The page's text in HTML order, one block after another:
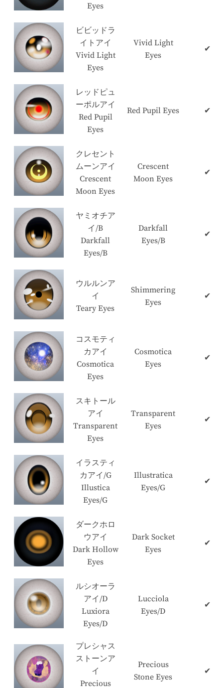
Eyes
ビビッドラ
イトアイ
Vivid Light
Eyes
Vivid Light
Eyes
✔
レッドピュ
ーポルアイ
Red Pupil
Eyes
Red Pupil Eyes ✔
クレセント
ムーンアイ
Crescent
Moon Eyes
Crescent
Moon Eyes
✔
ヤミオチア
イ/B
Darkfall
Eyes/B
Darkfall
Eyes/B
✔
ウルルンア
イ
Teary Eyes
Shimmering
Eyes
✔
コスモティ
カアイ
Cosmotica
Eyes
Cosmotica
Eyes
✔
スキトール
アイ
Transparent
Eyes
Transparent
Eyes
✔
イラスティ
カアイ/G
Illustica
Eyes/G
Illustratica
Eyes/G
✔
ダークホロ
ウアイ
Dark Hollow
Eyes
Dark Socket
Eyes
✔
ルシオーラ
アイ/D
Luxiora
Eyes/D
Lucciola
Eyes/D
✔
プレシャス
ストーンア
イ
Precious
Precious
Stone Eyes
✔